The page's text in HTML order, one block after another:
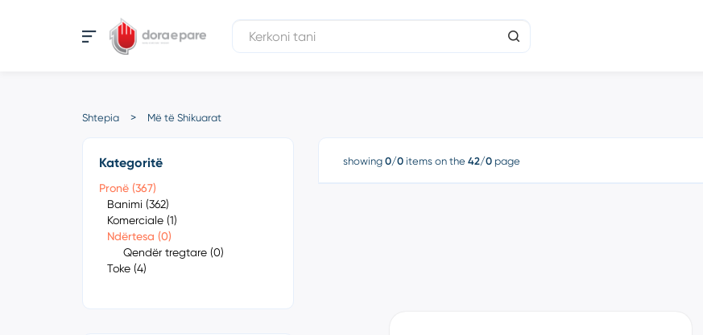
Shtepia Më të Shikuarat
Kategoritë
Pronë (367)
Banimi (362)
Komerciale (1)
Ndërtesa (0)
Qendër tregtare (0)
Toke (4)
showing 0/0 items on the 42/0page